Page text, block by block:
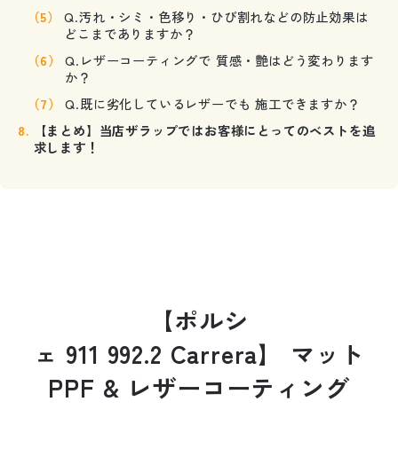
Q.汚れ・シミ・色移り・ひび割れなどの防止効果は
どこまでありますか？
Q.レザーコーティングで 質感・艶はどう変わります
か？
Q.既に劣化しているレザーでも 施工できますか？
【まとめ】当店ザラップではお客様にとってのベストを追
求します！
【ポルシ
ェ 911 992.2 Carrera】 マ ッ ト
PPF & レザーコ ーテ ィ ング